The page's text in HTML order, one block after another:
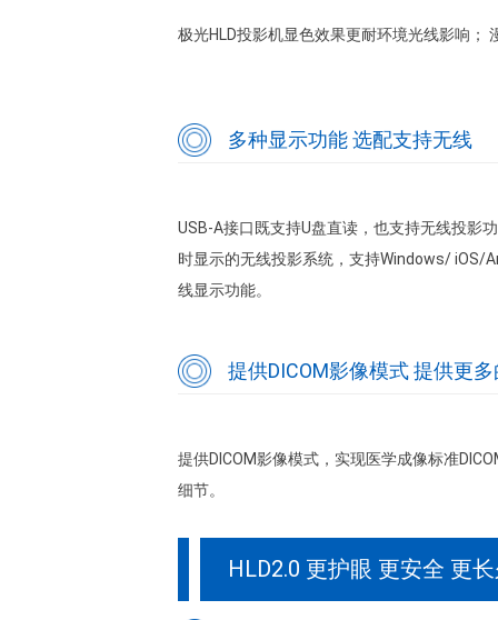
极光HLD投影机显色效果更耐环境光线影响；
多种显示功能 选配支持无线
USB-A接口既支持U盘直读，也支持无线投影
时显示的无线投影系统，支持Windows/ iOS/
线显示功能。
提供DICOM影像模式 提供更
提供DICOM影像模式，实现医学成像标准
细节。
HLD2.0 更护眼 更安全 更